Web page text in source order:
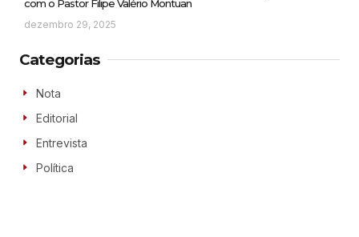
com o Pastor Filipe Valério Montuan
dezembro 29, 2025
Categorias
Nota
Editorial
Entrevista
Política